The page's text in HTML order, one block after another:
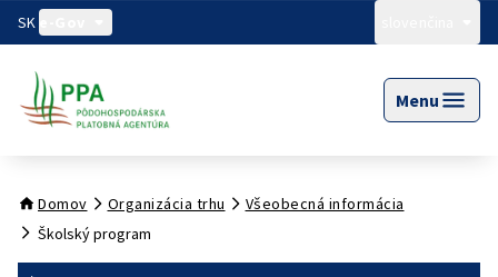
SK
Menu
Domov Organizácia trhu
Všeobecná informácia
Školský program